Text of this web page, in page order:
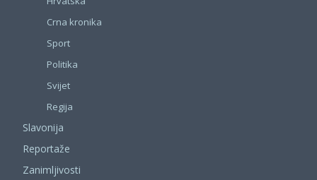
Crna kronika
Sport
Politika
Svijet
Regija
Slavonija
Reportaže
Zanimljivosti